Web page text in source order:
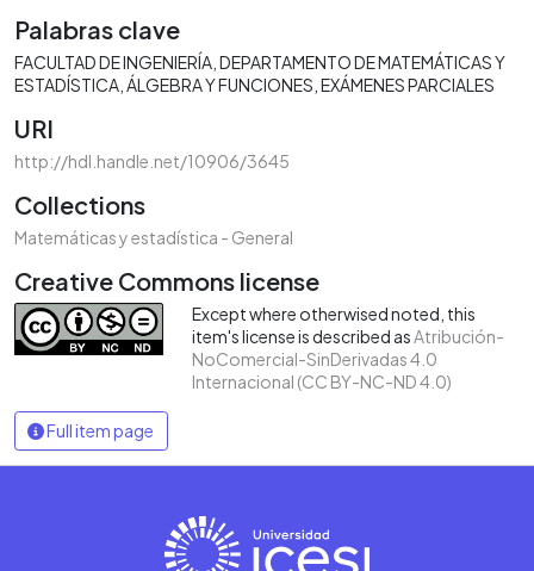
Palabras clave
FACULTAD DE INGENIERÍA DEPARTAMENTO DE MATEMÁTICAS Y
ESTADÍSTICA ÁLGEBRA Y FUNCIONES EXÁMENES PARCIALES
URI
http://hdl.handle.net/10906/3645
Collections
Matemáticas y estadística - General
Creative Commons license
Except where otherwised noted, this
item's license is described asAtribución-
NoComercial-SinDerivadas 4.0
Internacional (CC BY-NC-ND 4.0)
Full item page